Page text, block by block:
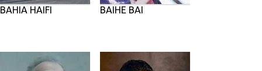
BAHIA HAIFI BAIHE BAI